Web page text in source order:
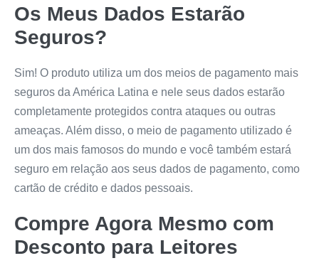
Os Meus Dados Estarão
Seguros?
Sim! O produto utiliza um dos meios de pagamento mais
seguros da América Latina e nele seus dados estarão
completamente protegidos contra ataques ou outras
ameaças. Além disso, o meio de pagamento utilizado é
um dos mais famosos do mundo e você também estará
seguro em relação aos seus dados de pagamento, como
cartão de crédito e dados pessoais.
Compre Agora Mesmo com
Desconto para Leitores